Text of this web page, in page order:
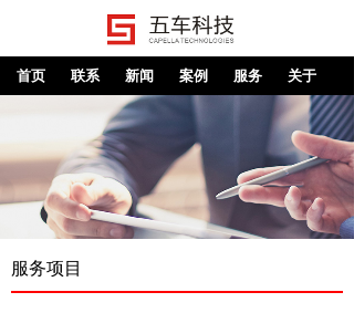
首页 联系 新闻 案例 服务 关于
服务项目